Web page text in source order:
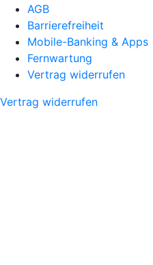
AGB
Barrierefreiheit
Mobile-Banking & Apps
Fernwartung
Vertrag widerrufen
Vertrag widerrufen